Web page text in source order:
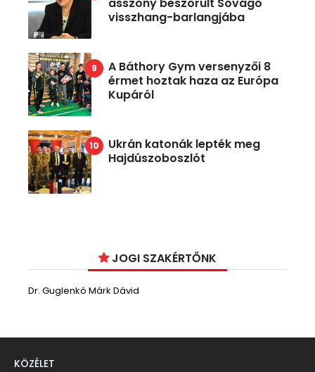
visszhang-barlangjába
A Báthory Gym versenyzői 8
érmet hoztak haza az Európa
Kupáról
Ukrán katonák lepték meg
Hajdúszoboszlót
JOGI SZAKÉRTŐNK
Dr. Guglenkó Márk Dávid
KÖZÉLET